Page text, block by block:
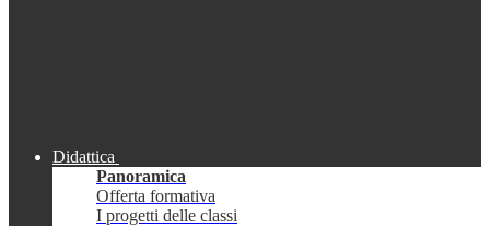
Didattica
Panoramica
Offerta formativa
I progetti delle classi